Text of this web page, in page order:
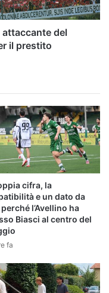
del
il prestito
cifra, la
e un dato da
l’Avellino ha
Biasci al centro del
fa